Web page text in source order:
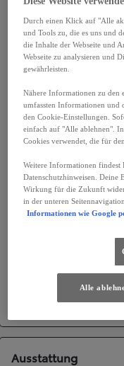
Width
1
Motorisierung
Leistung
Fahrleistungen
Höchstgeschwindigkeit
Beschleunigung 0-100
Ausstattung
Durch einen Klick auf "Alle
und Tools zu, die es uns und
die Inhalte der Webseite und
Webseite zu analysieren und
gewährleisten.
Nähere Informationen zu den
umfassten Informationen
den Cookie-Einstellungen.
einfach auf "Alle ablehnen".
Cookies verwendet, die für
Weitere Informationen findest
Datenschutzhinweisen.
Wirkung für die Zukunft
in der unteren
Informationen wie Google
Alle